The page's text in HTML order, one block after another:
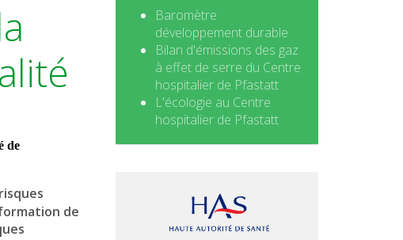
de
de
Baromètre
développement durable
Bilan d'émissions des gaz
à effet de serre du Centre
hospitalier de Pfastatt
L'écologie au Centre
hospitalier de Pfastatt